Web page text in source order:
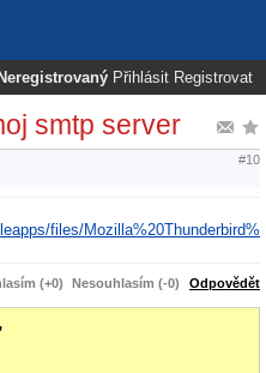
Neregistrovaný Přihlásit Registrovat
smtp server
#10
files/Mozilla%20Thunderbird%
(+0) Nesouhlasím (-0) Odpovědět